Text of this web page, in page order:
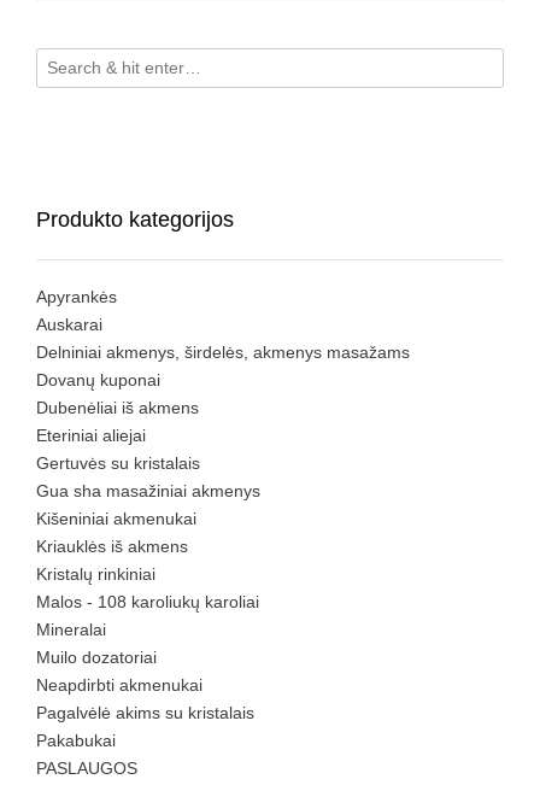
Produkto kategorijos
Apyrankės
Auskarai
Delniniai akmenys, širdelės, akmenys masažams
Dovanų kuponai
Dubenėliai iš akmens
Eteriniai aliejai
Gertuvės su kristalais
Gua sha masažiniai akmenys
Kišeniniai akmenukai
Kriauklės iš akmens
Kristalų rinkiniai
Malos - 108 karoliukų karoliai
Mineralai
Muilo dozatoriai
Neapdirbti akmenukai
Pagalvėlė akims su kristalais
Pakabukai
PASLAUGOS